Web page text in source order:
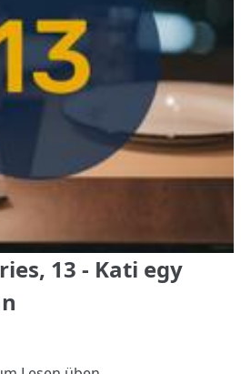
13 - Kati egy